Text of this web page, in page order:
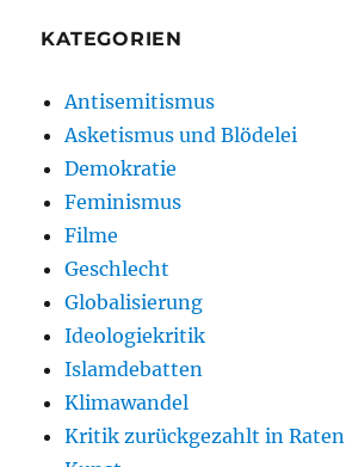
KATEGORIEN
Antisemitismus
Asketismus und Blödelei
Demokratie
Feminismus
Filme
Geschlecht
Globalisierung
Ideologiekritik
Islamdebatten
Klimawandel
Kritik zurückgezahlt in Raten